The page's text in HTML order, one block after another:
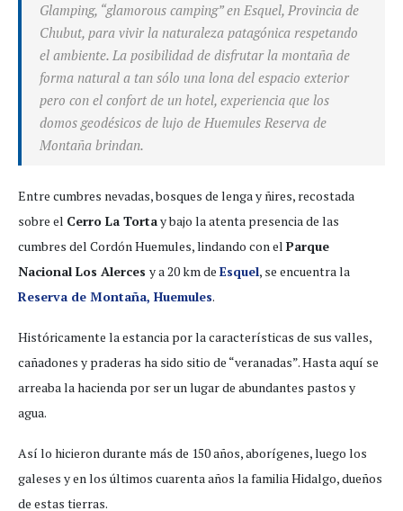
Glamping, “glamorous camping” en Esquel, Provincia de
Chubut, para vivir la naturaleza patagónica respetando
el ambiente. La posibilidad de disfrutar la montaña de
forma natural a tan sólo una lona del espacio exterior
pero con el confort de un hotel, experiencia que los
domos geodésicos de lujo de Huemules Reserva de
Montaña brindan.
Entre cumbres nevadas, bosques de lenga y ñires, recostada
sobre el Cerro La Tortay bajo la atenta presencia de las
cumbres del Cordón Huemules, lindando con el Parque
Nacional Los Alerces y a 20 km de Esquel, se encuentra la
Reserva de Montaña, Huemules.
Históricamente la estancia por la características de sus valles,
cañadones y praderas ha sido sitio de “veranadas”. Hasta aquí se
arreaba la hacienda por ser un lugar de abundantes pastos y
agua.
Así lo hicieron durante más de 150 años, aborígenes, luego los
galeses y en los últimos cuarenta años la familia Hidalgo, dueños
de estas tierras.